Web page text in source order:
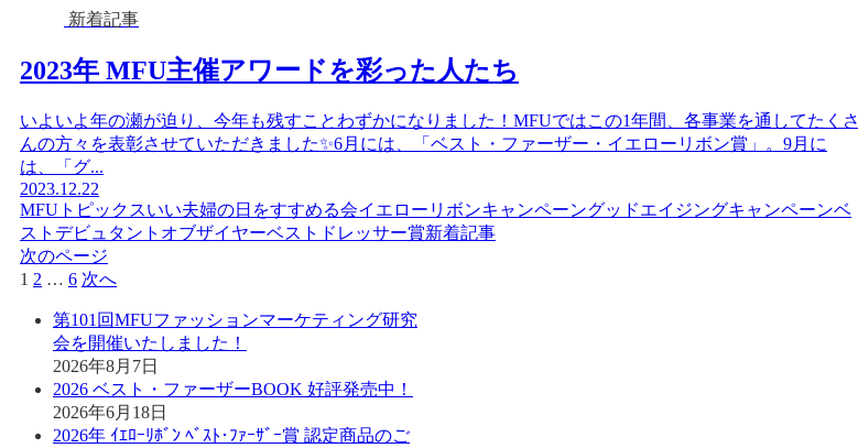
新着記事
2023年 MFU主催アワードを彩った人たち
いよいよ年の瀬が迫り、今年も残すことわずかになりました！MFUではこの1年間、各事業を通してたくさ
んの方々を表彰させていただきました✨6月には、「ベスト・ファーザー・イエローリボン賞」。9月に
は、「グ...
2023.12.22
MFUトピックスいい夫婦の日をすすめる会イエローリボンキャンペーングッドエイジングキャンペーンベ
ストデビュタントオブザイヤーベストドレッサー賞新着記事
次のページ
1 2 … 6 次へ
第101回MFUファッションマーケティング研究
会を開催いたしました！
2026年8月7日
2026 ベスト・ファーザーBOOK 好評発売中！
2026年6月18日
2026年 ｲｴﾛｰﾘﾎﾞﾝ ﾍﾞｽﾄ･ﾌｧｰｻﾞｰ賞 認定商品のご